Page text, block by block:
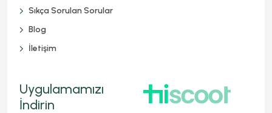
Sıkça Sorulan Sorular
Blog
İletişim
Uygulamamızı
İndirin